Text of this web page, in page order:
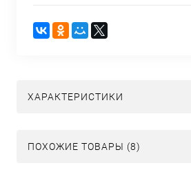
ХАРАКТЕРИСТИКИ
ПОХОЖИЕ ТОВАРЫ (8)